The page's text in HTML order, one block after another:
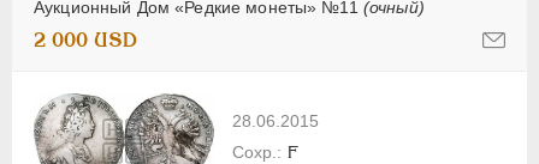
Аукционный Дом «Редкие монеты» №11 (очный)
2 000 USD
28.06.2015
F